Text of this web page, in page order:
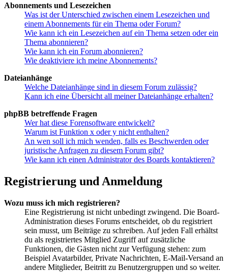
Abonnements und Lesezeichen
Was ist der Unterschied zwischen einem Lesezeichen und
einem Abonnements für ein Thema oder Forum?
Wie kann ich ein Lesezeichen auf ein Thema setzen oder ein
Thema abonnieren?
Wie kann ich ein Forum abonnieren?
Wie deaktiviere ich meine Abonnements?
Dateianhänge
Welche Dateianhänge sind in diesem Forum zulässig?
Kann ich eine Übersicht all meiner Dateianhänge erhalten?
phpBB betreffende Fragen
Wer hat diese Forensoftware entwickelt?
Warum ist Funktion x oder y nicht enthalten?
An wen soll ich mich wenden, falls es Beschwerden oder
juristische Anfragen zu diesem Forum gibt?
Wie kann ich einen Administrator des Boards kontaktieren?
Registrierung und Anmeldung
Wozu muss ich mich registrieren?
Eine Registrierung ist nicht unbedingt zwingend. Die Board-
Administration dieses Forums entscheidet, ob du registriert
sein musst, um Beiträge zu schreiben. Auf jeden Fall erhältst
du als registriertes Mitglied Zugriff auf zusätzliche
Funktionen, die Gästen nicht zur Verfügung stehen: zum
Beispiel Avatarbilder, Private Nachrichten, E-Mail-Versand an
andere Mitglieder, Beitritt zu Benutzergruppen und so weiter.